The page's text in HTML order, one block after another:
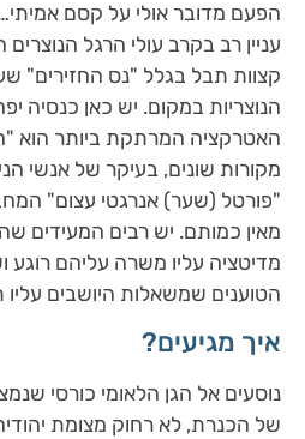
הפעם מדובר אולי על קסם אמיתי…
עניין רב בקרב עולי הרגל
קצוות תבל בגלל "נס החזירים"
הנוצריות במקום. יש כאן כנסיה
האטרקציה המרתקת ביותר הוא
מקורות שונים, בעיקר של אנשי
"פורטל (שער) אנרגטי עצום"
מאין כמותם. יש רבים המעידים
מדיטציה עליו משרה עליהם רוגע
הטוענים שמשאלות היושבים
איך מגיעים?
נוסעים אל הגן הלאומי כורסי
של הכנרת, לא רחוק מצומת